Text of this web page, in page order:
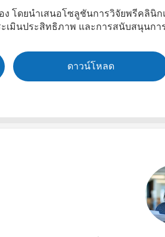
ง โดยนำเสนอโซลูชันการวิจัยพรีคลิ
เมินประสิทธิภาพ และการสนับสนุนกา
ดาวน์โหลด